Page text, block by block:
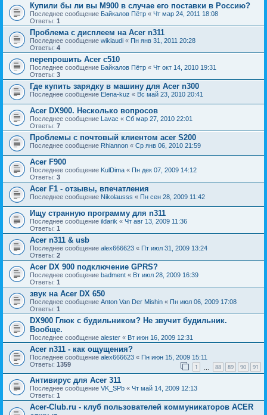
Купили бы ли вы М900 в случае его поставки в Россию?
Последнее сообщение Байкалов Пётр « Чт мар 24, 2011 18:08
Ответы: 1
Проблема с дисплеем на Acer n311
Последнее сообщение wikiaudi « Пн янв 31, 2011 20:28
Ответы: 4
перепрошить Acer c510
Последнее сообщение Байкалов Пётр « Чт окт 14, 2010 19:31
Ответы: 3
Где купить зарядку в машину для Acer n300
Последнее сообщение Elena-kuz « Вс май 23, 2010 20:41
Acer DX900. Несколько вопросов
Последнее сообщение Lavac « Сб мар 27, 2010 22:01
Ответы: 7
Проблемы с почтовый клиентом acer S200
Последнее сообщение Rhiannon « Ср янв 06, 2010 21:59
Acer F900
Последнее сообщение KulDima « Пн дек 07, 2009 14:12
Ответы: 3
Acer F1 - отзывы, впечатления
Последнее сообщение Nikolausss « Пн сен 28, 2009 11:42
Ищу странную программу для n311
Последнее сообщение ildarik « Чт авг 13, 2009 11:36
Ответы: 1
Acer n311 & usb
Последнее сообщение alex666623 « Пт июл 31, 2009 13:24
Ответы: 2
Acer DX 900 подключение GPRS?
Последнее сообщение badment « Вт июл 28, 2009 16:39
Ответы: 1
звук на Acer DX 650
Последнее сообщение Anton Van Der Mishin « Пн июл 06, 2009 17:08
Ответы: 1
DX900 Глюк с будильником? Не звучит будильник.
Вообще.
Последнее сообщение alester « Вт июн 16, 2009 12:31
Acer n311 - как ощущения?
Последнее сообщение alex666623 « Пн июн 15, 2009 15:11
Ответы: 1359 1 88 89 90 91
Антивирус для Acer 311
Последнее сообщение VK_SPb « Чт май 14, 2009 12:13
Ответы: 1
Acer-Club.ru - клуб пользователей коммуникаторов ACER